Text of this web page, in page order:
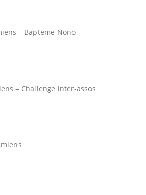
– Bapteme Nono
– Challenge inter-assos